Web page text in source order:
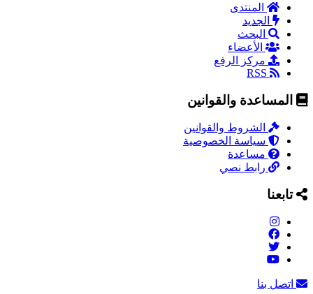
المنتدى
الجديد
البحث
الأعضاء
مركز الرفع
المساعدة والقوانين
الشروط والقوانين
سياسة الخصوصية
مساعدة
رابط نصي
تابعنا
اتصل بنا